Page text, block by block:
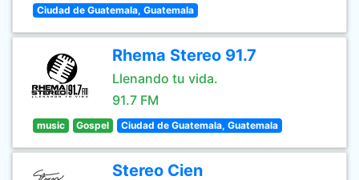
Ciudad de Guatemala, Guatemala
Rhema Stereo 91.7
Llenando tu vida.
91.7 FM
music Gospel Ciudad de Guatemala, Guatemala
Stereo Cien